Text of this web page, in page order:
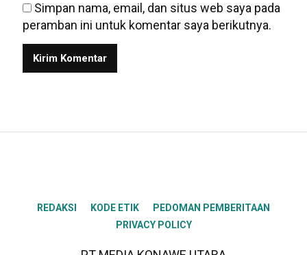
Simpan nama, email, dan situs web saya pada
peramban ini untuk komentar saya berikutnya.
REDAKSI KODE ETIK
PEDOMAN PEMBERITAAN
PRIVACY POLICY